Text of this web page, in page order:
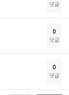
댓글
0
댓글
0
댓글